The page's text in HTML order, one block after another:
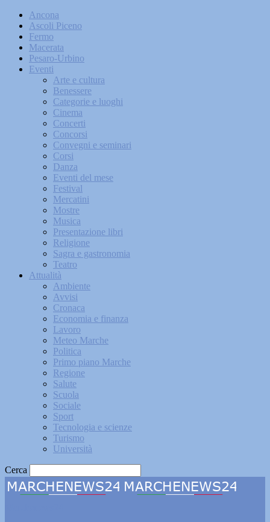
Ancona
Ascoli Piceno
Fermo
Macerata
Pesaro-Urbino
Eventi
Arte e cultura
Benessere
Categorie e luoghi
Cinema
Concerti
Concorsi
Convegni e seminari
Corsi
Danza
Eventi del mese
Festival
Mercatini
Mostre
Musica
Presentazione libri
Religione
Sagra e gastronomia
Teatro
Attualità
Ambiente
Avvisi
Cronaca
Economia e finanza
Lavoro
Meteo Marche
Politica
Primo piano Marche
Regione
Salute
Scuola
Sociale
Sport
Tecnologia e scienze
Turismo
Università
Cerca